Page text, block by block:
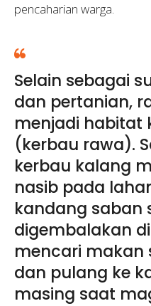
pencaharian warga.
Selain sebagai
dan pertanian,
menjadi habitat
(kerbau rawa).
kerbau kalang
nasib pada
kandang saban
digembalakan
mencari makan
dan pulang ke
masing saat